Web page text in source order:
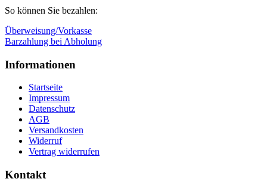
So können Sie bezahlen:
Überweisung/Vorkasse
Barzahlung bei Abholung
Informationen
Startseite
Impressum
Datenschutz
AGB
Versandkosten
Widerruf
Vertrag widerrufen
Kontakt